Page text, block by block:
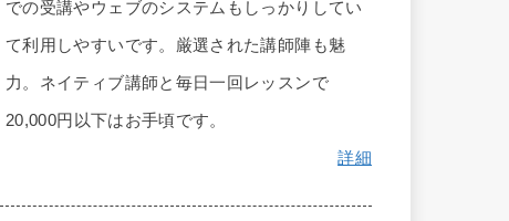
での受講やウェブのシステムもしっかりしてい
て利用しやすいです。厳選された講師陣も魅
力。ネイティブ講師と毎日一回レッスンで
20,000円以下はお手頃です。
詳細